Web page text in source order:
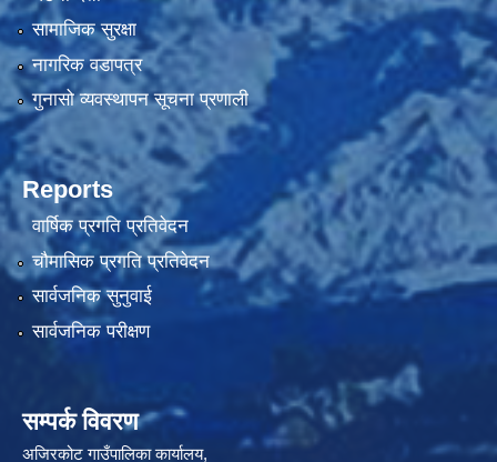
सामाजिक सुरक्षा
नागरिक वडापत्र
गुनासो व्यवस्थापन सूचना प्रणाली
Reports
वार्षिक प्रगति प्रतिवेदन
चौमासिक प्रगति प्रतिवेदन
सार्वजनिक सुनुवाई
सार्वजनिक परीक्षण
सम्पर्क विवरण
अजिरकोट गाउँपालिका कार्यालय,